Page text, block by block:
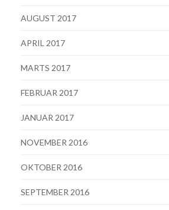
AUGUST 2017
APRIL 2017
MARTS 2017
FEBRUAR 2017
JANUAR 2017
NOVEMBER 2016
OKTOBER 2016
SEPTEMBER 2016